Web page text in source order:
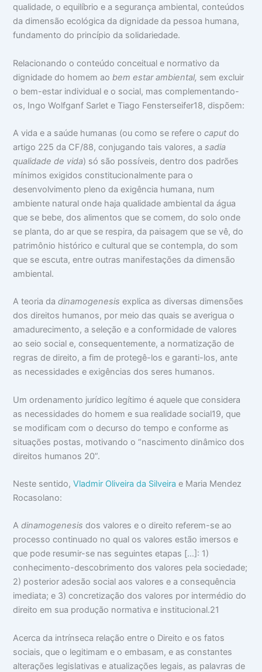
qualidade, o equilíbrio e a segurança ambiental, conteúdos
da dimensão ecológica da dignidade da pessoa humana,
fundamento do princípio da solidariedade.
Relacionando o conteúdo conceitual e normativo da
dignidade do homem aobem estar ambiental, sem excluir
o bem-estar individual e o social, mas complementando-
os, Ingo Wolfganf Sarlet e Tiago Fensterseifer18, dispõem:
A vida e a saúde humanas (ou como se refere ocaput do
artigo 225 da CF/88, conjugando tais valores, asadia
qualidade de vida) só são possíveis, dentro dos padrões
mínimos exigidos constitucionalmente para o
desenvolvimento pleno da exigência humana, num
ambiente natural onde haja qualidade ambiental da água
que se bebe, dos alimentos que se comem, do solo onde
se planta, do ar que se respira, da paisagem que se vê, do
patrimônio histórico e cultural que se contempla, do som
que se escuta, entre outras manifestações da dimensão
ambiental.
A teoria dadinamogenesis explica as diversas dimensões
dos direitos humanos, por meio das quais se averigua o
amadurecimento, a seleção e a conformidade de valores
ao seio social e, consequentemente, a normatização de
regras de direito, a fim de protegê-los e garanti-los, ante
as necessidades e exigências dos seres humanos.
Um ordenamento jurídico legítimo é aquele que considera
as necessidades do homem e sua realidade social19, que
se modificam com o decurso do tempo e conforme as
situações postas, motivando o “nascimento dinâmico dos
direitos humanos 20”.
Neste sentido,Vladmir Oliveira da Silveira e Maria Mendez
Rocasolano:
Adinamogenesis dos valores e o direito referem-se ao
processo continuado no qual os valores estão imersos e
que pode resumir-se nas seguintes etapas […]: 1)
conhecimento-descobrimento dos valores pela sociedade;
2) posterior adesão social aos valores e a consequência
imediata; e 3) concretização dos valores por intermédio do
direito em sua produção normativa e institucional.21
Acerca da intrínseca relação entre o Direito e os fatos
sociais, que o legitimam e o embasam, e as constantes
alterações legislativas e atualizações legais, as palavras de